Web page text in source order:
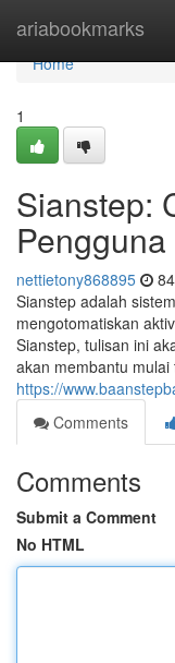
ariabookmarks
Home
Home
1
Sianstep:
Pengguna
nettietony868895
Sianstep adalah
mengotomatiskan
Sianstep, tulisan ini
akan membantu
https://
Comments
Comments
Submit a Comment
No HTML